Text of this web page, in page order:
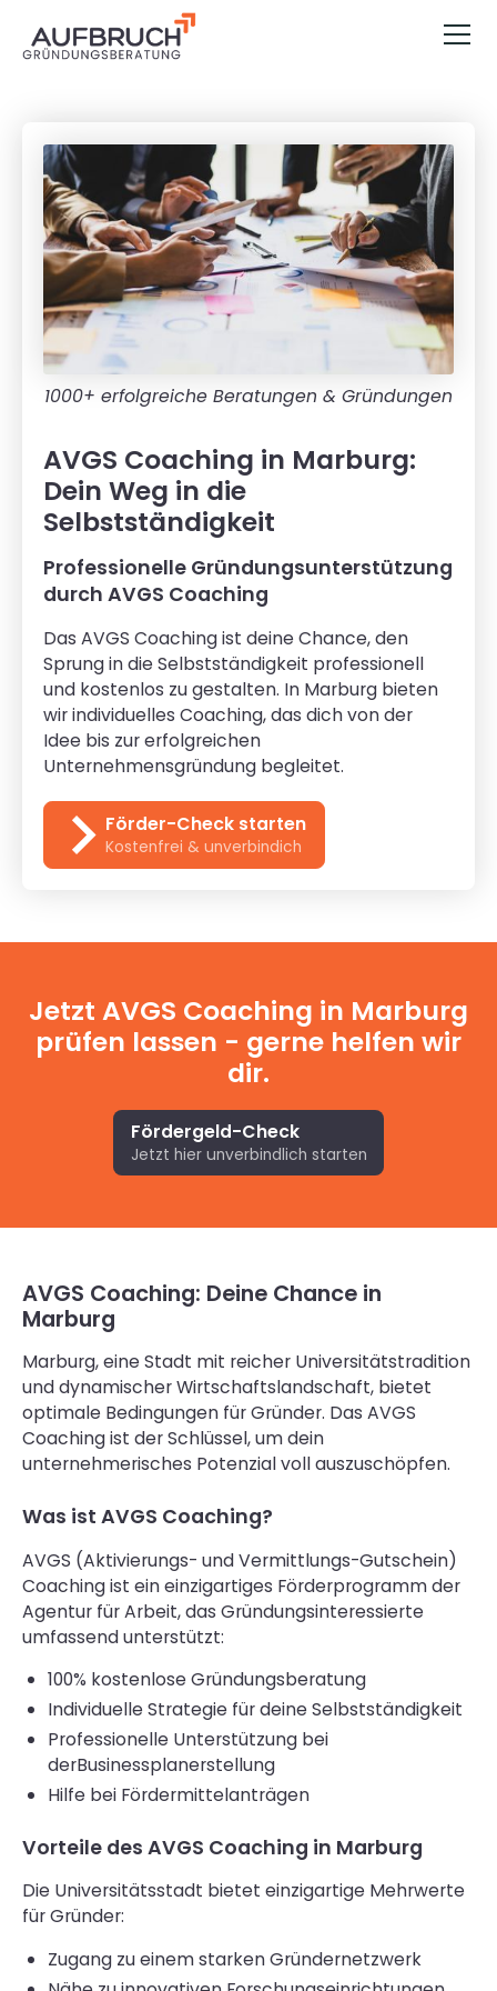
AVGS Coaching in Marburg:
Dein Weg in die
Selbstständigkeit
Professionelle Gründungsunterstützung
durch AVGS Coaching
Das AVGS Coaching ist deine Chance, den
Sprung in die Selbstständigkeit professionell
und kostenlos zu gestalten. In Marburg bieten
wir individuelles Coaching, das dich von der
Idee bis zur erfolgreichen
Unternehmensgründung begleitet.
Förder-Check starten
Kostenfrei & unverbindich
1000+ erfolgreiche Beratungen & Gründungen
Jetzt AVGS Coaching in Marburg
prüfen lassen - gerne helfen wir
dir.
Fördergeld-Check
Jetzt hier unverbindlich starten
AVGS Coaching: Deine Chance in
Marburg
Marburg, eine Stadt mit reicher Universitätstradition
und dynamischer Wirtschaftslandschaft, bietet
optimale Bedingungen für Gründer. Das AVGS
Coaching ist der Schlüssel, um dein
unternehmerisches Potenzial voll auszuschöpfen.
Was ist AVGS Coaching?
AVGS (Aktivierungs- und Vermittlungs-Gutschein)
Coaching ist ein einzigartiges Förderprogramm der
Agentur für Arbeit, das Gründungsinteressierte
umfassend unterstützt:
100% kostenlose Gründungsberatung
Individuelle Strategie für deine Selbstständigkeit
Professionelle Unterstützung bei
derBusinessplanerstellung
Hilfe bei Fördermittelanträgen
Vorteile des AVGS Coaching in Marburg
Die Universitätsstadt bietet einzigartige Mehrwerte
für Gründer:
Zugang zu einem starken Gründernetzwerk